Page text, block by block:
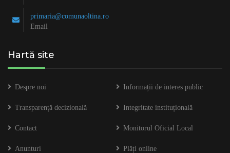
primaria@comunaoltina.ro
Email
Hartă site
Despre noi Informații de interes public
Transparență decizională Integritate instituțională
Contact Monitorul Oficial Local
Anunturi Plăți online